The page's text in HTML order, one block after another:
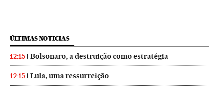
ÚLTIMAS NOTICIAS
12:15 Bolsonaro, a destruição como estratégia
12:15 Lula, uma ressurreição